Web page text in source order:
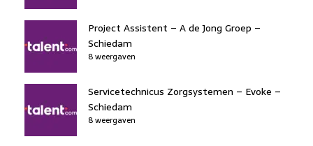
Project Assistent – A de Jong Groep –
Schiedam
8 weergaven
Servicetechnicus Zorgsystemen – Evoke –
Schiedam
8 weergaven